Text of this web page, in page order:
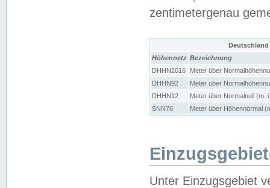
zentimetergenau
Höhennetz Bezeichnung
DHHN2016
Meter über
DHHN92
Meter über
DHHN12
Meter über Normalnull (m.
SNN76
Meter über Höhennormal
Unter Einzugsgebiet